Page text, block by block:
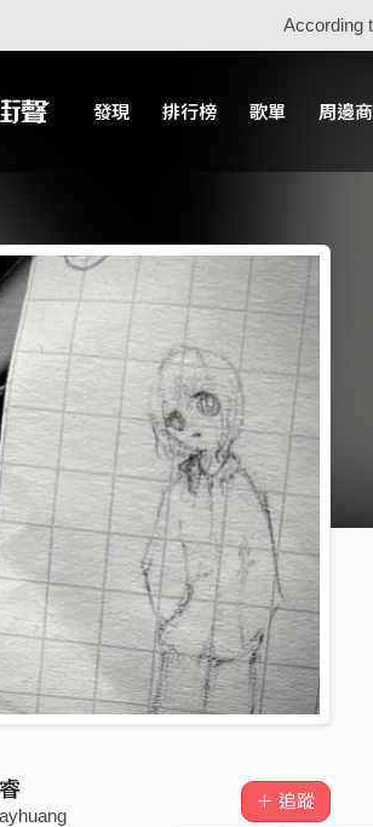
According
發現 排行榜 歌單 周邊
＋ 追蹤